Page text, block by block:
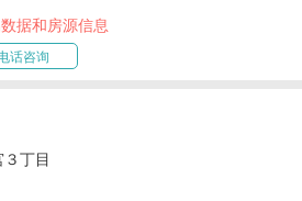
据和房源信息
话咨询
丁目